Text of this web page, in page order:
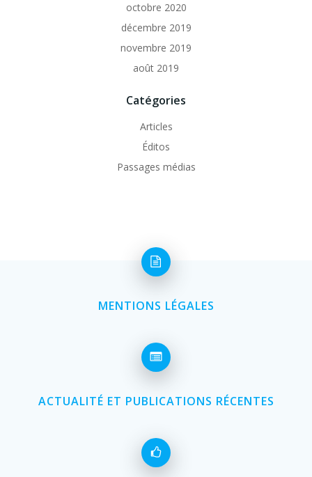
octobre 2020
décembre 2019
novembre 2019
août 2019
Catégories
Articles
Éditos
Passages médias
MENTIONS LÉGALES
ACTUALITÉ ET PUBLICATIONS RÉCENTES